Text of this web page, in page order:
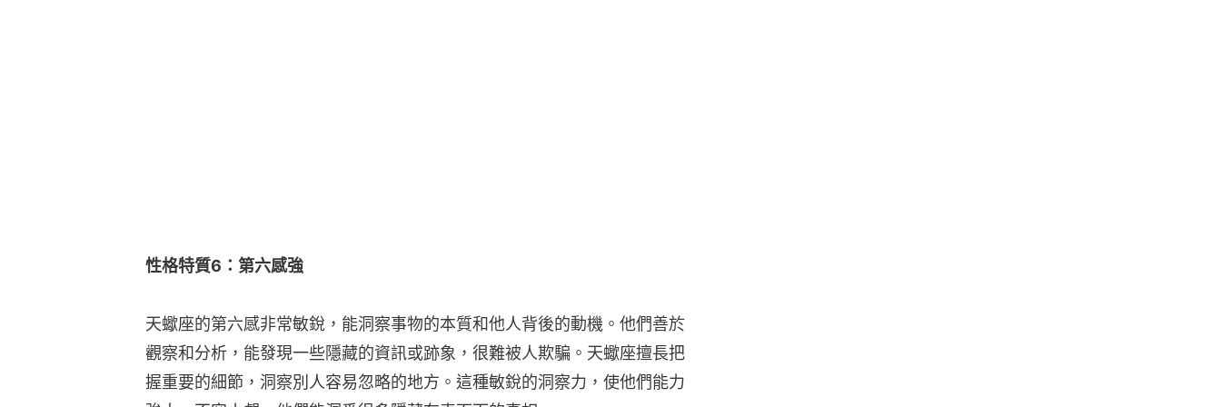
性格特質6：第六感強
天蠍座的第六感非常敏銳，能洞察事物的本質和他人背後的動機。他們善於
觀察和分析，能發現一些隱藏的資訊或跡象，很難被人欺騙。天蠍座擅長把
握重要的細節，洞察別人容易忽略的地方。這種敏銳的洞察力，使他們能力